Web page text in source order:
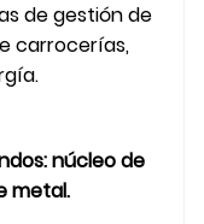
de gestión de
carrocerías,
núcleo de
metal.